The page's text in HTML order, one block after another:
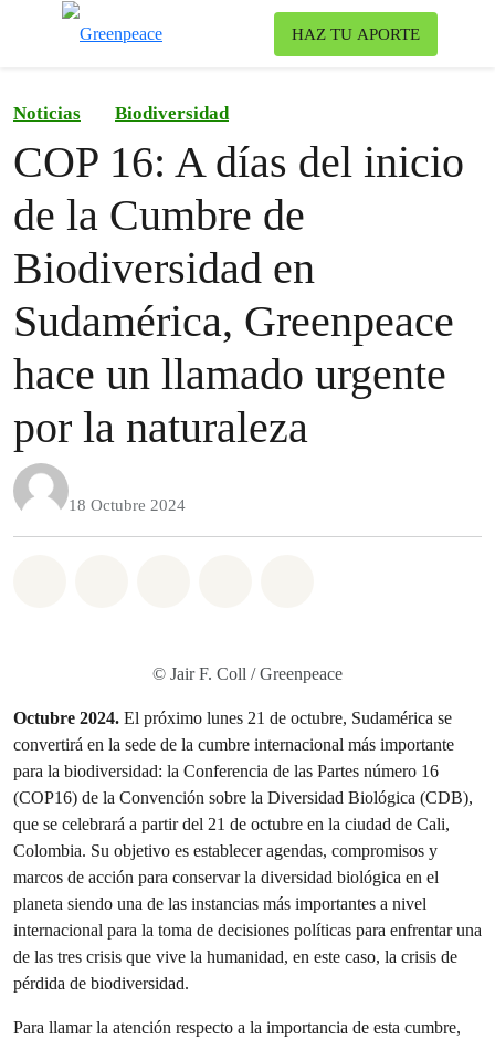
HAZ TU APORTE
Noticias Biodiversidad
COP 16: A días del inicio
de la Cumbre de
Biodiversidad en
Sudamérica, Greenpeace
hace un llamado urgente
por la naturaleza
18 Octubre 2024
© Jair F. Coll / Greenpeace
Octubre 2024. El próximo lunes 21 de octubre, Sudamérica se
convertirá en la sede de la cumbre internacional más importante
para la biodiversidad: la Conferencia de las Partes número 16
(COP16) de la Convención sobre la Diversidad Biológica (CDB),
que se celebrará a partir del 21 de octubre en la ciudad de Cali,
Colombia. Su objetivo es establecer agendas, compromisos y
marcos de acción para conservar la diversidad biológica en el
planeta siendo una de las instancias más importantes a nivel
internacional para la toma de decisiones políticas para enfrentar una
de las tres crisis que vive la humanidad, en este caso, la crisis de
pérdida de biodiversidad.
Para llamar la atención respecto a la importancia de esta cumbre,